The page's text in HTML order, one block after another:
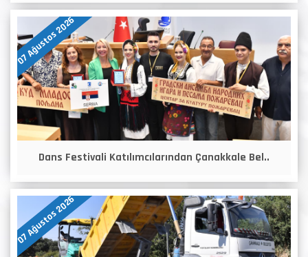
07 Ağustos 2026
Dans Festivali Katılımcılarından Çanakkale Bel..
07 Ağustos 2026